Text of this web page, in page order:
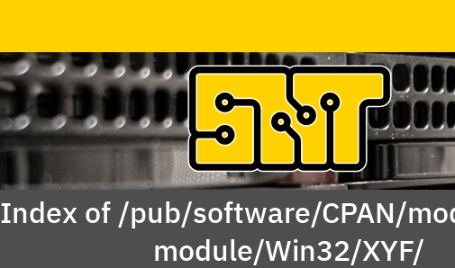
Index of /pub/software/CPAN/
module/Win32/XYF/